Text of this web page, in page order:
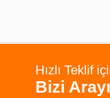
Hızlı Teklif
Bizi